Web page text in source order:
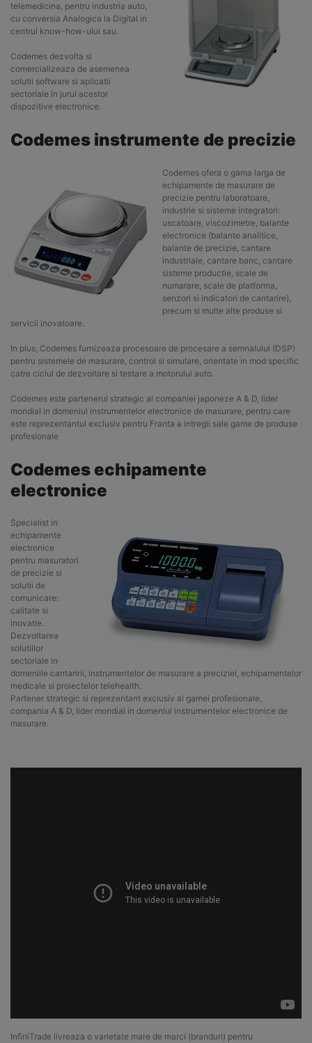
telemedicina, pentru industria auto,
cu conversia Analogica la Digital in
centrul know-how-ului sau.
Codemes dezvolta si
comercializeaza de asemenea
solutii software si aplicatii
sectoriale in jurul acestor
dispozitive electronice.
Codemes instrumente de precizie
Codemes ofera o gama larga de
echipamente de masurare de
precizie pentru laboratoare,
industrie si sisteme integratori:
uscatoare, viscozimetre, balante
electronice (balante analitice,
balante de precizie, cantare
industriale, cantare banc, cantare
sisteme productie, scale de
numarare, scale de platforma,
senzori si indicatori de cantarire),
precum si multe alte produse si
servicii inovatoare.
In plus, Codemes furnizeaza procesoare de procesare a semnalului (DSP)
pentru sistemele de masurare, control si simulare, orientate in mod specific
catre ciclul de dezvoltare si testare a motorului auto.
Codemes este partenerul strategic al companiei japoneze A & D, lider
mondial in domeniul instrumentelor electronice de masurare, pentru care
este reprezentantul exclusiv pentru Franta a intregii sale game de produse
profesionale
Codemes echipamente
electronice
Specialist in
echipamente
electronice
pentru masuratori
de precizie si
solutii de
comunicare:
calitate si
inovatie.
Dezvoltarea
solutiilor
sectoriale in
domeniile cantaririi, instrumentelor de masurare a preciziei, echipamentelor
medicale si proiectelor telehealth.
Partener strategic si reprezentant exclusiv al gamei profesionale,
compania A & D, lider mondial in domeniul instrumentelor electronice de
masurare.
InfiniTrade livreaza o varietate mare de marci (branduri) pentru